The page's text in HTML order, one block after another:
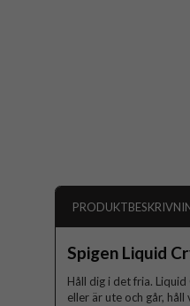
Spigen Liquid
Håll dig i det fria.
eller är ute och går,